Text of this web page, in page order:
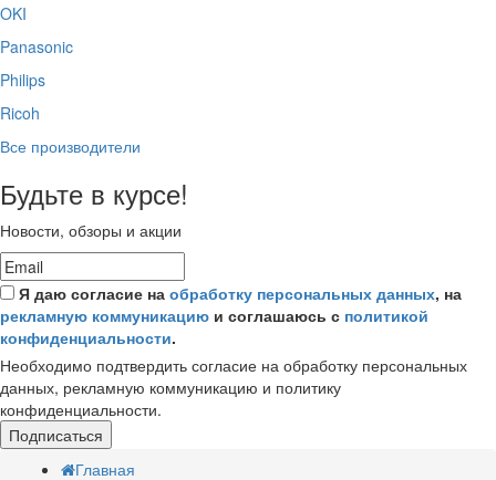
OKI
Panasonic
Philips
Ricoh
Все производители
Будьте в курсе!
Новости, обзоры и акции
Я даю согласие на обработку персональных данных, на
рекламную коммуникацию и соглашаюсь с политикой
конфиденциальности.
Необходимо подтвердить согласие на обработку персональных
данных, рекламную коммуникацию и политику
конфиденциальности.
Подписаться
Главная